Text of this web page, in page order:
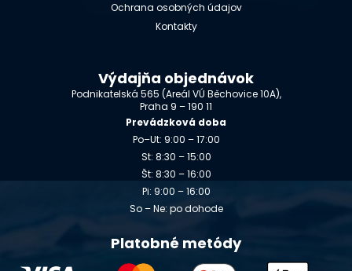
Ochrana osobných údajov
Kontakty
Výdajňa objednávok
Podnikatelská 565 (Areál VÚ Běchovice 10A),
Praha 9 – 190 11
Prevádzková doba
Po–Ut: 9:00 – 17:00
St: 8:30 – 15:00
Št: 8:30 – 16:00
Pi: 9:00 – 16:00
So – Ne: po dohode
Platobné metódy